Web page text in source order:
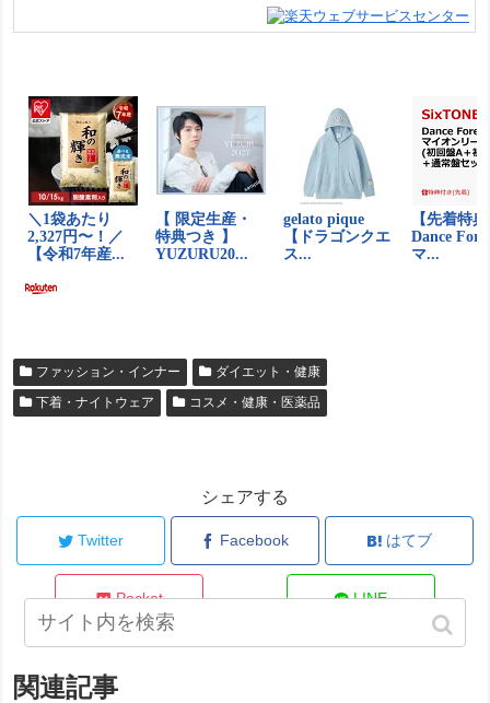
ファッション・インナー
ダイエット・健康
下着・ナイトウェア
コスメ・健康・医薬品
シェアする
Twitter Facebook はてブ
Pocket LINE
関連記事